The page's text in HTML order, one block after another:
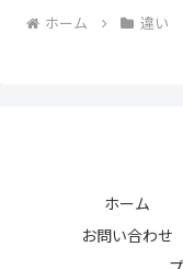
ホーム 違い
ホーム
お問い合わせ